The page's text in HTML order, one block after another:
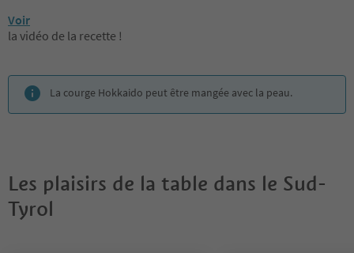
Voir
la vidéo de la recette !
La courge Hokkaido peut être mangée avec la peau.
Les plaisirs de la table dans le Sud-
Tyrol